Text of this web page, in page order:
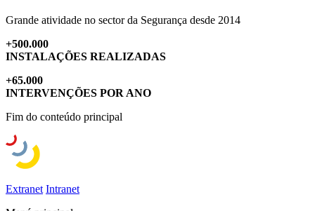
Grande atividade no sector da Segurança desde 2014
+500.000
INSTALAÇÕES REALIZADAS
+65.000
INTERVENÇÕES POR ANO
Fim do conteúdo principal
Extranet Intranet